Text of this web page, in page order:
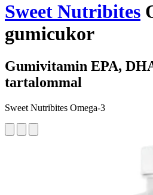
Sweet Nutribites
gumicukor
Gumivitamin EPA,
tartalommal
Sweet Nutribites Omega-3